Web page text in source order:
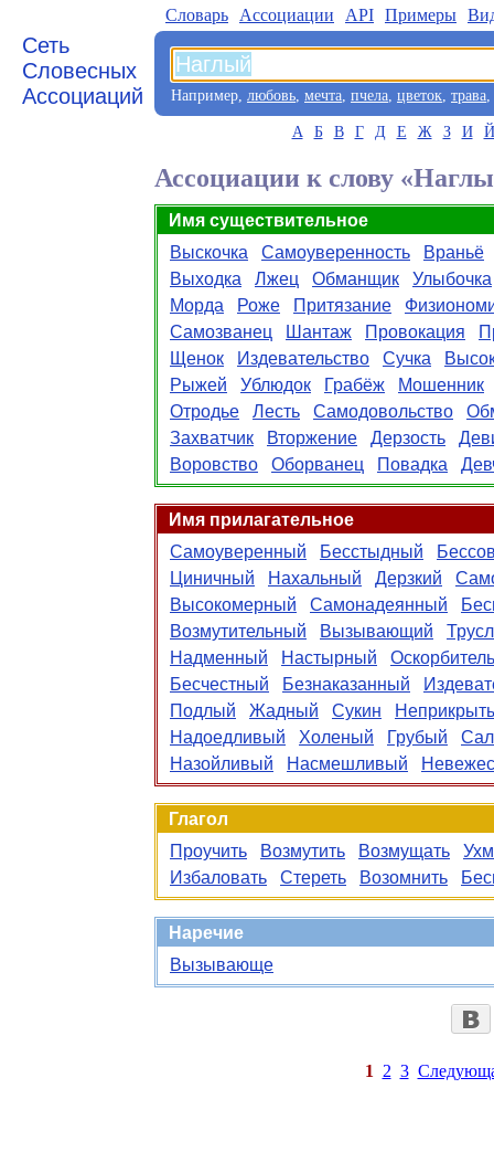
Сеть
Словесных
Ассоциаций
Словарь Aссоциации API Примеры
Например, любовь, мечта, пчела, цветок, трава,
А Б В Г Д Е Ж З И Й
Ассоциации к слову
Имя существительное
Выскочка
Самоуверенность
Враньё
Выходка
Лжец Обманщик
Улыбочка
Морда
Роже Притязание
Самозванец
Шантаж Провокация
Щенок
Издевательство Сучка
Рыжей
Ублюдок Грабёж
Мошенник
Отродье
Лесть Самодовольство
Захватчик
Вторжение Дерзость
Воровство
Оборванец Повадка
Имя прилагательное
Самоуверенный
Бесстыдный
Циничный
Нахальный Дерзкий
Высокомерный
Самонадеянный
Возмутительный
Вызывающий
Надменный
Настырный
Бесчестный
Безнаказанный
Подлый
Жадный Сукин
Надоедливый
Холеный Грубый
Назойливый
Насмешливый
Глагол
Проучить
Возмутить Возмущать
Избаловать
Стереть Возомнить
Наречие
Вызывающе
1 2 3